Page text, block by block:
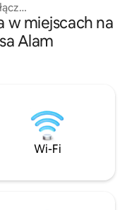
salon
świadczone przez
znajduje się wiele
Pamiętaj, że
w miejscach na
Alam
Wi-Fi